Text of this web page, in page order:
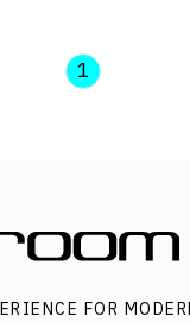
บัว-บุฏกา โรจนัย เจ้า
ของเมืองต่าง ๆ จึงเก็
นเทจ เคร่งขรึม เเละ
1
FOR